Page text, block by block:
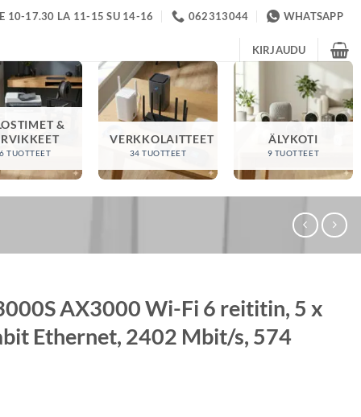
10-17.30 LA 11-15 SU 14-16 062313044 WHATSAPP
KIRJAUDU
&
TUOTTEET
VERKKOLAITTEET
34 TUOTTEET
ÄLYKOTI
9 TUOTTEET
AX3000 Wi-Fi 6 reititin, 5 x
Ethernet, 2402 Mbit/s, 574